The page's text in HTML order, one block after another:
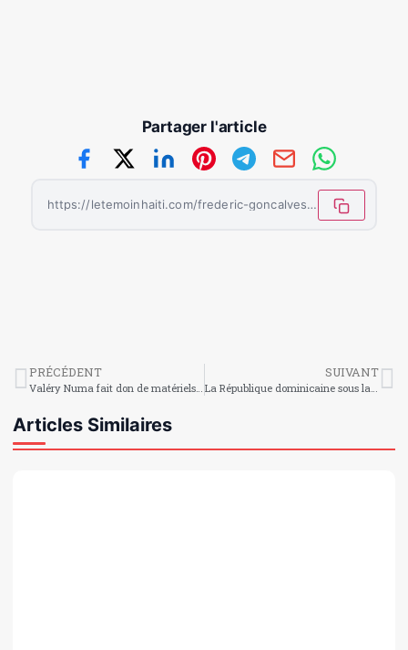
Partager l'article
https://letemoinhaiti.com/frederic-goncalves-nomme-a-la-tete-de-l-equipe-nationale-feminine-d-haiti/
PRÉCÉDENT
Valéry Numa fait don de matériels roulants à la police de Camp-Perrin
SUIVANT
La République dominicaine sous la menace d’une « épidémie » de dengue
Articles Similaires